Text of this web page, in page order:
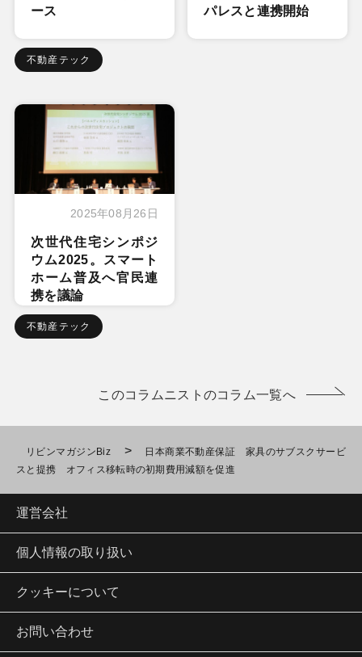
ース
不動産テック
パレスと連携開始
2025年08月26日
次世代住宅シンポジ
ウム2025。スマート
ホーム普及へ官民連
携を議論
不動産テック
このコラムニストのコラム一覧へ
リビンマガジンBiz >
日本商業不動産保証 家具のサブスクサービ
スと提携 オフィス移転時の初期費用減額を促進
運営会社
個人情報の取り扱い
クッキーについて
お問い合わせ